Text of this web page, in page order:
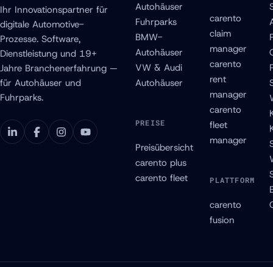
Ihr Innovationspartner für
digitale Automotive-
Prozesse. Software,
Dienstleistung und 19+
Jahre Branchenerfahrung —
für Autohäuser und
Fuhrparks.
Autohäuser
Fuhrparks
BMW-
Autohäuser
VW & Audi
Autohäuser
PREISE
Preisübersicht
carento plus
carento fleet
carento
claim
manager
carento
rent
manager
carento
fleet
manager
PLATTFORM
carento
fusion